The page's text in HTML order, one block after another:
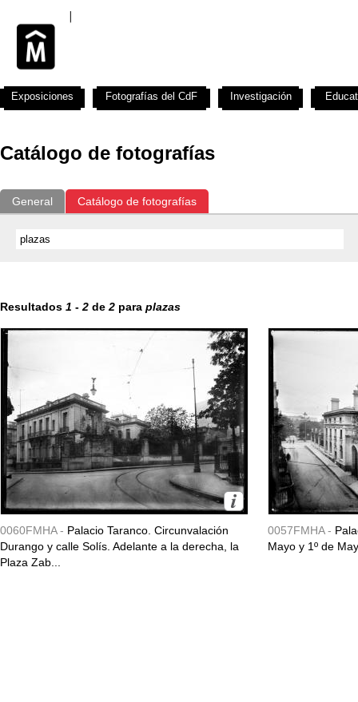
Catálogo de fotografías
General Catálogo de fotografías
Resultados 1 - 2 de 2 para plazas
0060FMHA - Palacio Taranco. Circunvalación
Durango y calle Solís. Adelante a la derecha, la
Plaza Zab...
0057FMHA -
Mayo y 1º de
Exposiciones Fotografías del CdF Investigación